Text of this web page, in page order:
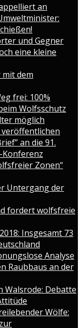
an
und Gegner
eine kleine
dem
frei: 100%
Wolfsschutz
möglich
an die 91.
Zonen“
Untergang der
fordert wolfsfreie
Insgesamt 73
Analyse
Raubbaus an der
Walsrode: Debatte
Wölfe: